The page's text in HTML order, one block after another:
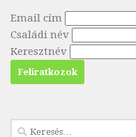
Email cím
Családi név
Keresztnév
Keresés: